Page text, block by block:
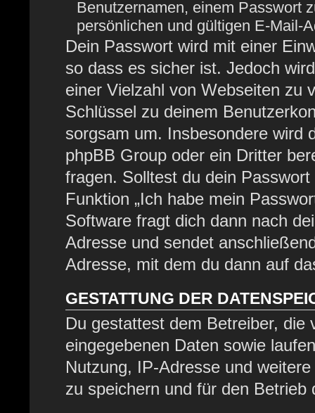
Benutzernamen, einem Passwort
persönlichen und gültigen E-Mail-
Dein Passwort wird mit einer
so dass es sicher ist. Jedoch
einer Vielzahl von Webseiten zu
Schlüssel zu deinem
sorgsam um. Insbesondere wird
phpBB Group oder ein Dritter
fragen. Solltest du dein
Funktion „Ich habe mein
Software fragt dich dann nach
Adresse und sendet
Adresse, mit dem du dann auf
GESTATTUNG DER
Du gestattest dem Betreiber, die
eingegebenen Daten sowie
Nutzung, IP-Adresse und
zu speichern und für den Betrieb